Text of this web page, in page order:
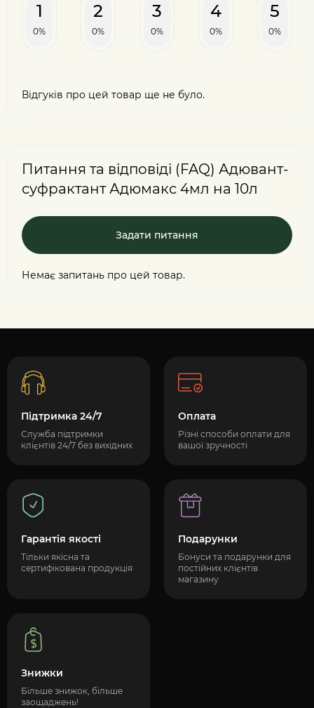
1
0%
2
0%
3
0%
4
0%
5
0%
Відгуків про цей товар ще не було.
Питання та відповіді (FAQ) Адювант-
суфрактант Адюмакс 4мл на 10л
Задати питання
Немає запитань про цей товар.
Підтримка 24/7
Служба підтримки
клієнтів 24/7 без вихідних
Оплата
Різні способи оплати для
вашої зручності
Гарантія якості
Тільки якісна та
сертифікована продукція
Подарунки
Бонуси та подарунки для
постійних клієнтів
магазину
Знижки
Більше знижок, більше
заощаджень!